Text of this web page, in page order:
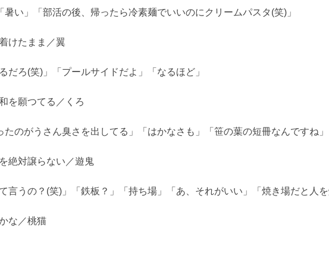
暑い」「部活の後、帰ったら冷素麺でいいのにクリームパスタ(笑)」
けたまま／翼
だろ(笑)」「プールサイドだよ」「なるほど」
を願つてる／くろ
たのがうさん臭さを出してる」「はかなさも」「笹の葉の短冊なんですね」
絶対譲らない／遊鬼
言うの？(笑)」「鉄板？」「持ち場」「あ、それがいい」「焼き場だと人を
な／桃猫